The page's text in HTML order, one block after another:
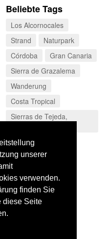
unserer
verwenden.
finden Sie
diese Seite
Beliebte Tags
Los Alcornocales
Strand
Naturpark
Córdoba
Gran Canaria
Sierra de Grazalema
Wanderung
Costa Tropical
Sierras de Tejeda,
Konserven